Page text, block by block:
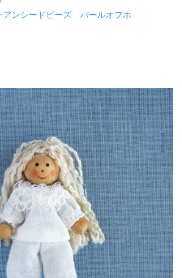
アンシードビーズ パールオフホ